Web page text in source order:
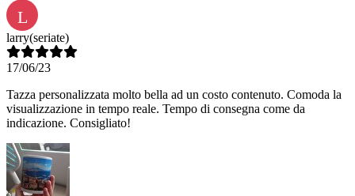
L
larry(seriate)
17/06/23
Tazza personalizzata molto bella ad un costo contenuto. Comoda la
visualizzazione in tempo reale. Tempo di consegna come da
indicazione. Consigliato!